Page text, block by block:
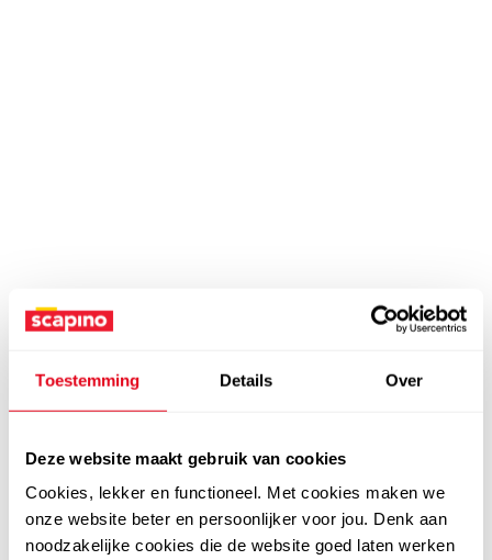
Toestemming Details Over
Deze website maakt gebruik van cookies
Cookies, lekker en functioneel. Met cookies maken we
onze website beter en persoonlijker voor jou. Denk aan
noodzakelijke cookies die de website goed laten werken